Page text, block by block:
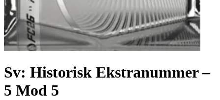
Sv: Historisk Ekstranummer –
5 Mod 5